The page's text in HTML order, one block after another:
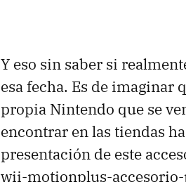
Y eso sin saber si
esa fecha. Es de imaginar
propia Nintendo que se
encontrar en las tiendas
presentación de este
wii-motionplus-